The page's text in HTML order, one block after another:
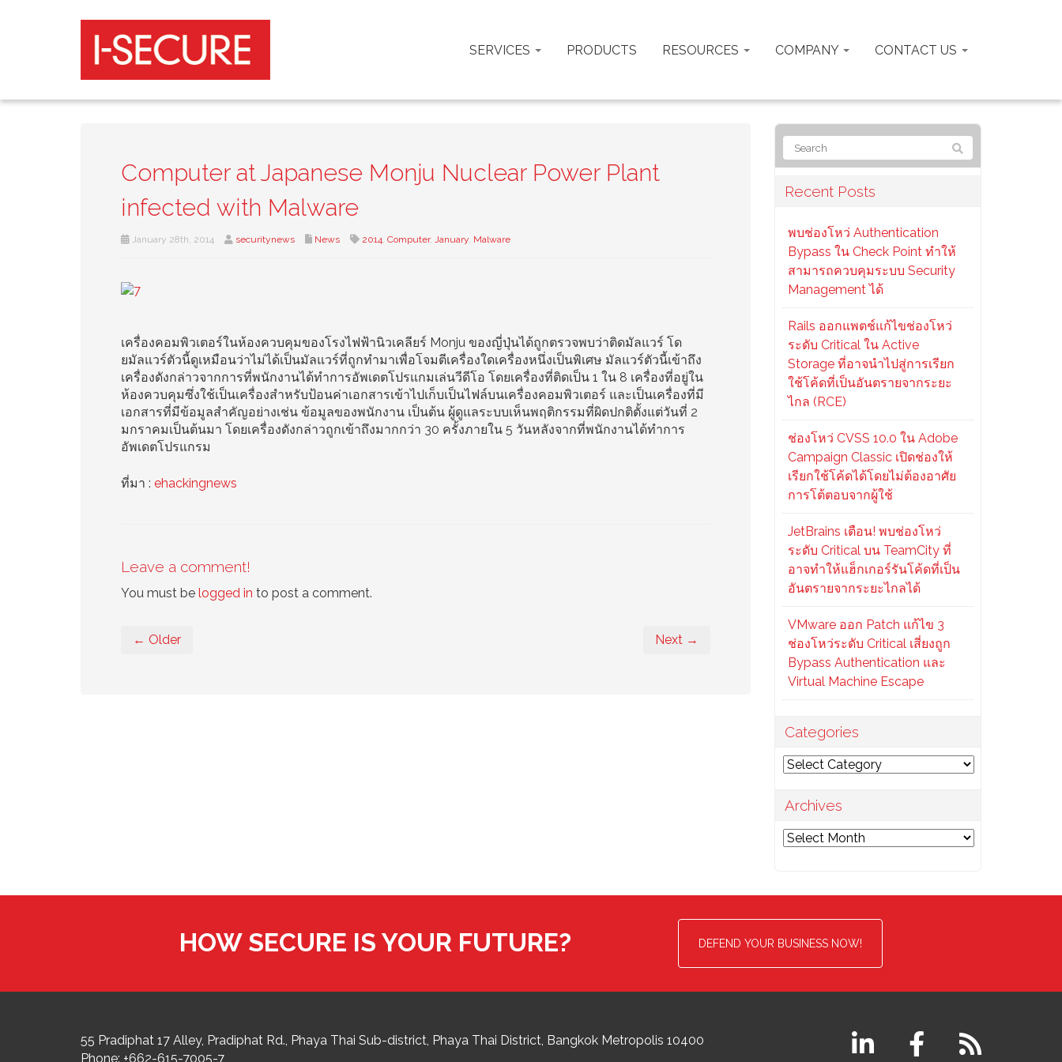
SERVICES PRODUCTS RESOURCES COMPANY CONTACT US
Computer at Japanese Monju Nuclear Power Plant
infected with Malware
January 28th, 2014 securitynews News 2014, Computer, January, Malware
เครื่องคอมพิวเตอร์ในห้องควบคุมของโรงไฟฟ้านิวเคลียร์ Monju ของญี่ปุ่นได้ถูกตรวจพบว่าติดมัลแวร์ โด
ยมัลแวร์ตัวนี้ดูเหมือนว่าไม่ได้เป็นมัลแวร์ที่ถูกทำมาเพื่อโจมตีเครื่องใดเครื่องหนึ่งเป็นพิเศษ มัลแวร์ตัวนี้เข้าถึง
เครื่องดังกล่าวจากการที่พนักงานได้ทำการอัพเดตโปรแกมเล่นวีดีโอ โดยเครื่องที่ติดเป็น 1 ใน 8 เครื่องที่อยู่ใน
ห้องควบคุมซึ่งใช้เป็นเครื่องสำหรับป้อนค่าเอกสารเข้าไปเก็บเป็นไฟล์บนเครื่องคอมพิวเตอร์ และเป็นเครื่องที่มี
เอกสารที่มีข้อมูลสำคัญอย่างเช่น ข้อมูลของพนักงาน เป็นต้น ผู้ดูแลระบบเห็นพฤติกรรมที่ผิดปกติตั้งแต่วันที่ 2
มกราคมเป็นต้นมา โดยเครื่องดังกล่าวถูกเข้าถึงมากกว่า 30 ครั้งภายใน 5 วันหลังจากที่พนักงานได้ทำการ
อัพเดตโปรแกรม
ที่มา : ehackingnews
Leave a comment!
You must be logged in to post a comment.
← Older Next →
Recent Posts
พบช่องโหว่ Authentication
Bypass ใน Check Point ทำให้
สามารถควบคุมระบบ Security
Management ได้
Rails ออกแพตช์แก้ไขช่องโหว่
ระดับ Critical ใน Active
Storage ที่อาจนำไปสู่การเรียก
ใช้โค้ดที่เป็นอันตรายจากระยะ
ไกล (RCE)
ช่องโหว่ CVSS 10.0 ใน Adobe
Campaign Classic เปิดช่องให้
เรียกใช้โค้ดได้โดยไม่ต้องอาศัย
การโต้ตอบจากผู้ใช้
JetBrains เตือน! พบช่องโหว่
ระดับ Critical บน TeamCity ที่
อาจทำให้แฮ็กเกอร์รันโค้ดที่เป็น
อันตรายจากระยะไกลได้
VMware ออก Patch แก้ไข 3
ช่องโหว่ระดับ Critical เสี่ยงถูก
Bypass Authentication และ
Virtual Machine Escape
Categories
Categories
Archives
Archives
HOW SECURE IS YOUR FUTURE? DEFEND YOUR BUSINESS NOW!
55 Pradiphat 17 Alley, Pradiphat Rd., Phaya Thai Sub-district Phaya Thai District, Bangkok Metropolis 10400
Phone: +662-615-7005-7